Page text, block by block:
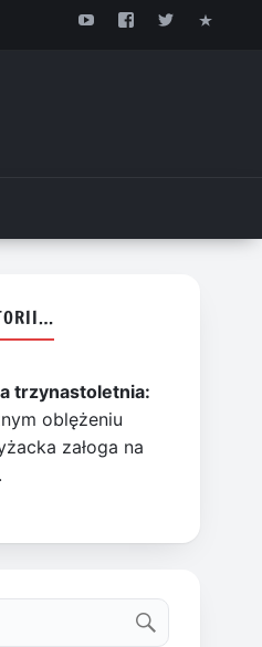
trzynastoletnia:
oblężeniu
załoga na